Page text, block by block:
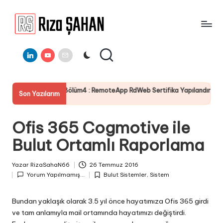
a
Ş
A
H
A
N
Bilgi
Paylaşım
LinkedinYoutube
E-
Mail
Son Yazılarım
: RemoteApp RdWeb Sertifika Yapılandırması
19
Ofis 365 Cogmotive ile
Bulut Ortamlı Raporlama
by
Yazar RizaSahaN66
26 Temmuz 2016
Yorum Yapılmamış...
Posted
Bulut Sistemler,Sistem
Bundan yaklaşık olarak 3.5 yıl önce hayatımıza Ofis 365 girdi
ve tam anlamıyla mail ortamında hayatımızı değiştirdi.